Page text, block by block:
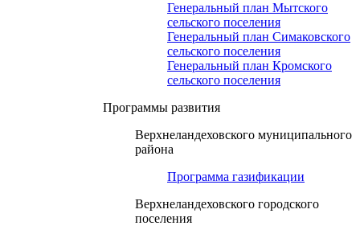
Генеральный план Мытского
сельского поселения
Генеральный план Симаковского
сельского поселения
Генеральный план Кромского
сельского поселения
Программы развития
Верхнеландеховского муниципального
района
Программа газификации
Верхнеландеховского городского
поселения